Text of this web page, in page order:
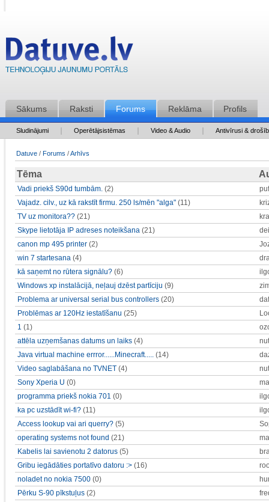
Sākums Raksti Forums Reklāma Profils
Sludinājumi Operētājsistēmas Video & Audio Antivīrusi &
Datuve / Forums /Arhīvs
Tēma
Vadi priekš S90d tumbām. (2)
Vajadz. cilv., uz kā rakstīt firmu. 250 ls/mēn "alga" (11)
TV uz monitora?? (21)
Skype lietotāja IP adreses noteikšana (21)
canon mp 495 printer (2)
win 7 startesana (4)
kā saņemt no rūtera signālu? (6)
Windows xp instalācijā, neļauj dzēst partīciju (9)
Problema ar universal serial bus controllers (20)
Problēmas ar 120Hz iestatīšanu (25)
1 (1)
attēla uzņemšanas datums un laiks (4)
Java virtual machine errror......Minecraft..... (14)
Video saglabāšana no TVNET (4)
Sony Xperia U (0)
programma priekš nokia 701 (0)
ka pc uzstādīt wi-fi? (11)
Access lookup vai ari querry? (5)
operating systems not found (21)
Kabelis lai savienotu 2 datorus (5)
Gribu iegādāties portatīvo datoru :> (16)
noladet no nokia 7500 (0)
Pērku S-90 pīkstuļus (2)